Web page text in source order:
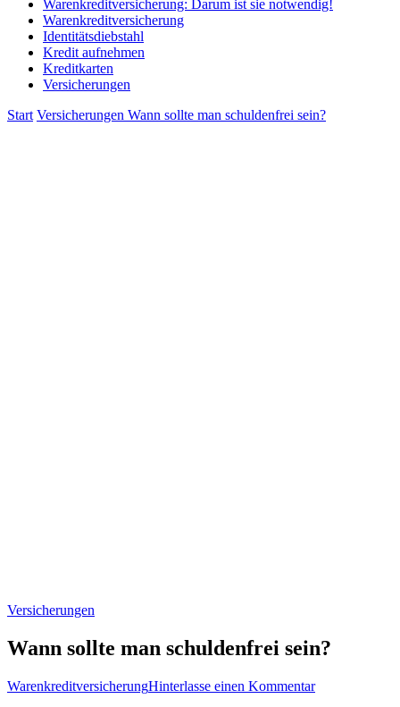
Warenkreditversicherung: Darum ist sie notwendig!
Warenkreditversicherung
Identitätsdiebstahl
Kredit aufnehmen
Kreditkarten
Versicherungen
Start Versicherungen Wann sollte man schuldenfrei sein?
Versicherungen
Wann sollte man schuldenfrei sein?
WarenkreditversicherungHinterlasse einen Kommentarzu